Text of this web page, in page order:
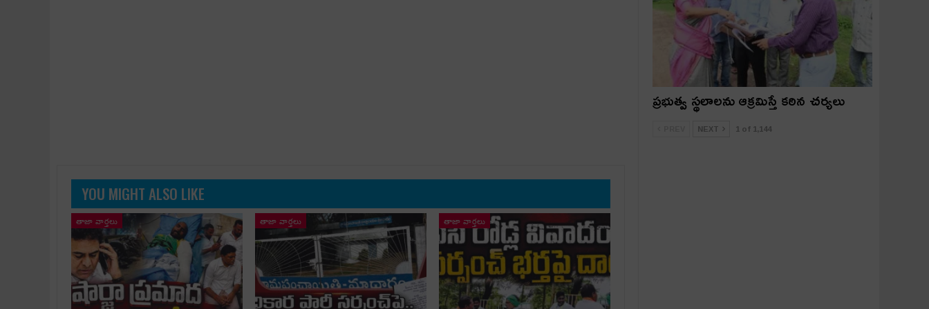
YOU MIGHT ALSO LIKE
తాజా వార్తలు తాజా వార్తలు తాజా వార్తలు
ప్రభుత్వ స్థలాలను ఆక్రమిస్తే కఠిన చర్యలు
NEXT 1 of 1,144